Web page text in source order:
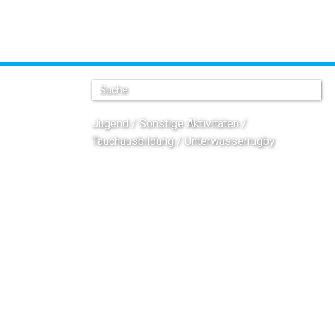
Jugend
Sonstige Aktivitäten
Tauchausbildung
Unterwasserrugby